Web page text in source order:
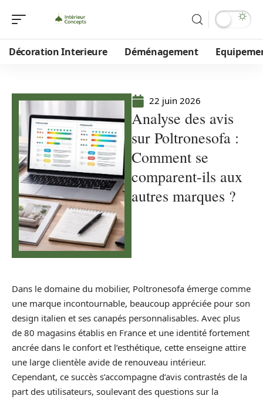
Décoration Interieure Déménagement
22 juin 2026
Analyse des avis
sur Poltronesofa :
Comment se
comparent-ils aux
autres marques ?
Dans le domaine du mobilier, Poltronesofa émerge comme
une marque incontournable, beaucoup appréciée pour son
design italien et ses canapés personnalisables. Avec plus
de 80 magasins établis en France et une identité fortement
ancrée dans le confort et l’esthétique, cette enseigne attire
une large clientèle avide de renouveau intérieur.
Cependant, ce succès s’accompagne d’avis contrastés de la
part des utilisateurs, soulevant des questions sur la